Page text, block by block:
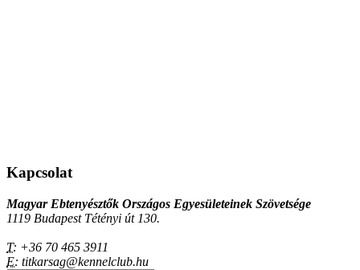
Kapcsolat
Magyar Ebtenyésztők Országos Egyesületeinek Szövetsége
1119 Budapest Tétényi út 130.
T: +36 70 465 3911
E: titkarsag@kennelclub.hu